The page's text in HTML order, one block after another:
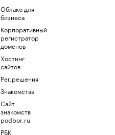
Облако для
бизнеса
Корпоративный
регистратор
доменов
Хостинг
сайтов
Рег.решения
Знакомства
Сайт
знакомств
podbor.ru
РБК